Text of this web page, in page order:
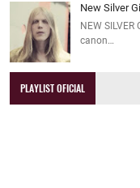
New Silver
NEW
canon…
PLAYLIST OFICIAL